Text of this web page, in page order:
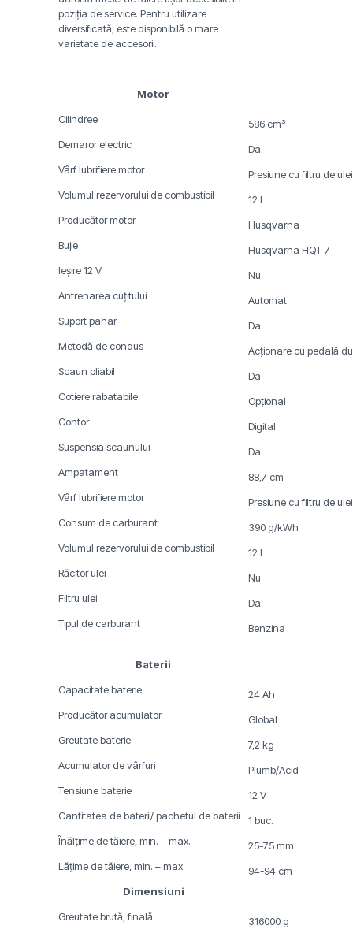
poziția de service. Pentru utilizare
diversificată, este disponibilă o mare
varietate de accesorii.
Motor
Cilindree
586 cm³
Demaror electric
Da
Vârf lubrifiere motor
Presiune cu filtru de ulei
Volumul rezervorului de combustibil
12 l
Producător motor
Husqvarna
Bujie
Husqvarna HQT-7
Ieșire 12 V
Nu
Antrenarea cuțitului
Automat
Suport pahar
Da
Metodă de condus
Acționare cu pedală
Scaun pliabil
Da
Cotiere rabatabile
Opțional
Contor
Digital
Suspensia scaunului
Da
Ampatament
88,7 cm
Vârf lubrifiere motor
Presiune cu filtru de ulei
Consum de carburant
390 g/kWh
Volumul rezervorului de combustibil
12 l
Răcitor ulei
Nu
Filtru ulei
Da
Tipul de carburant
Benzina
Baterii
Capacitate baterie
24 Ah
Producător acumulator
Global
Greutate baterie
7,2 kg
Acumulator de vârfuri
Plumb/Acid
Tensiune baterie
12 V
Cantitatea de baterii/ pachetul de baterii
1 buc.
Înălţime de tăiere, min. – max.
25-75 mm
Lăţime de tăiere, min. – max.
94-94 cm
Dimensiuni
Greutate brută, finală
316000 g